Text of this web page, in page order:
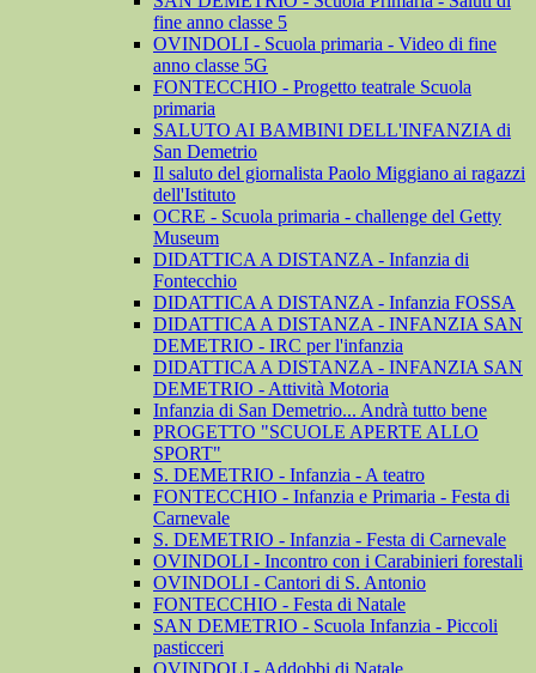
fine anno classe 5
OVINDOLI - Scuola primaria - Video di fine
anno classe 5G
FONTECCHIO - Progetto teatrale Scuola
primaria
SALUTO AI BAMBINI DELL'INFANZIA di
San Demetrio
Il saluto del giornalista Paolo Miggiano ai ragazzi
dell'Istituto
OCRE - Scuola primaria - challenge del Getty
Museum
DIDATTICA A DISTANZA - Infanzia di
Fontecchio
DIDATTICA A DISTANZA - Infanzia FOSSA
DIDATTICA A DISTANZA - INFANZIA SAN
DEMETRIO - IRC per l'infanzia
DIDATTICA A DISTANZA - INFANZIA SAN
DEMETRIO - Attività Motoria
Infanzia di San Demetrio... Andrà tutto bene
PROGETTO "SCUOLE APERTE ALLO
SPORT"
S. DEMETRIO - Infanzia - A teatro
FONTECCHIO - Infanzia e Primaria - Festa di
Carnevale
S. DEMETRIO - Infanzia - Festa di Carnevale
OVINDOLI - Incontro con i Carabinieri forestali
OVINDOLI - Cantori di S. Antonio
FONTECCHIO - Festa di Natale
SAN DEMETRIO - Scuola Infanzia - Piccoli
pasticceri